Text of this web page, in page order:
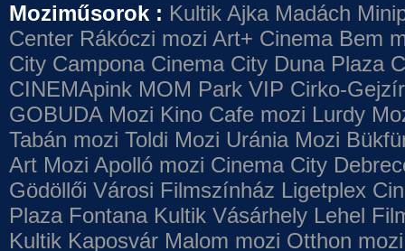
Moziműsorok : Kultik Ajka Madách
Center Rákóczi mozi Art+ Cinema Bem
City Campona Cinema City Duna Plaza
CINEMApink MOM Park VIP Cirko-Gejzír
GOBUDA Mozi Kino Cafe mozi Lurdy
Tabán mozi Toldi Mozi Uránia Mozi
Art Mozi Apolló mozi Cinema City
Gödöllői Városi Filmszínház Ligetplex
Plaza Fontana Kultik Vásárhely Lehel
Kultik Kaposvár Malom mozi Otthon mozi